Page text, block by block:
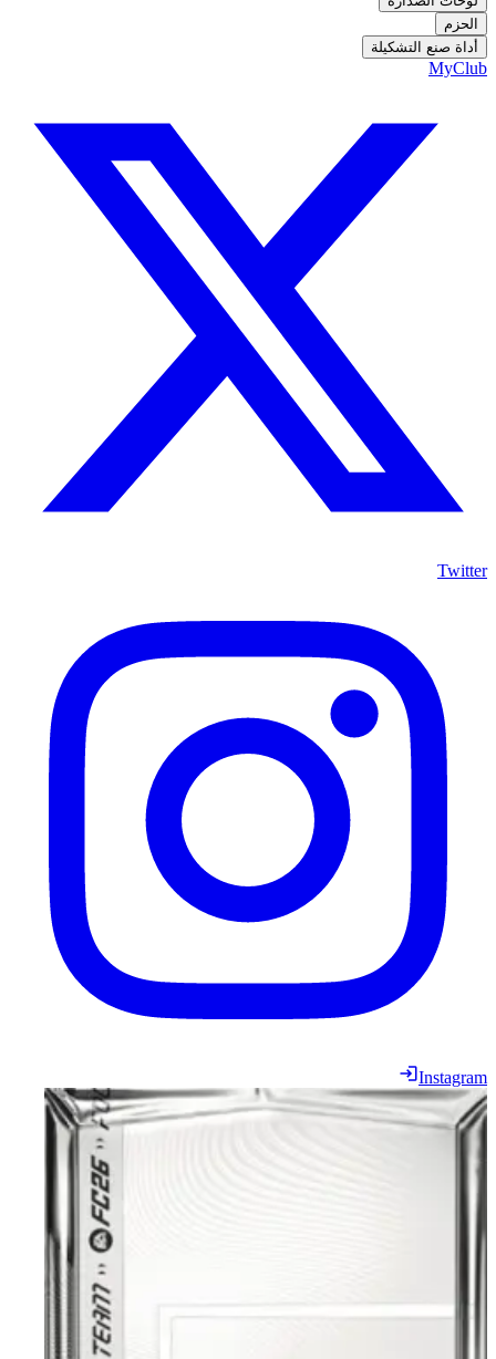
الحزم
أداة صنع التشكيلة
MyClub
Twitter
Instagram